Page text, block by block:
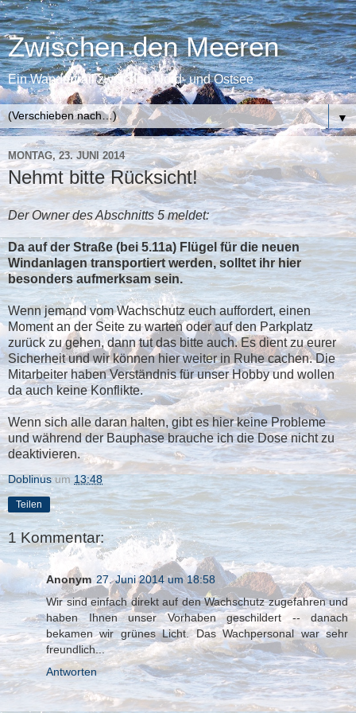
Zwischen den Meeren
Ein Wandertrail zwischen Nord- und Ostsee
▼
MONTAG, 23. JUNI 2014
Nehmt bitte Rücksicht!
Der Owner des Abschnitts 5 meldet:
Da auf der Straße (bei 5.11a) Flügel für die neuen
Windanlagen transportiert werden, solltet ihr hier
besonders aufmerksam sein.
Wenn jemand vom Wachschutz euch auffordert, einen
Moment an der Seite zu warten oder auf den Parkplatz
zurück zu gehen, dann tut das bitte auch. Es dient zu eurer
Sicherheit und wir können hier weiter in Ruhe cachen. Die
Mitarbeiter haben Verständnis für unser Hobby und wollen
da auch keine Konflikte.
Wenn sich alle daran halten, gibt es hier keine Probleme
und während der Bauphase brauche ich die Dose nicht zu
deaktivieren.
Doblinus um 13:48
Teilen
1 Kommentar:
Anonym 27. Juni 2014 um 18:58
Wir sind einfach direkt auf den Wachschutz zugefahren und
haben Ihnen unser Vorhaben geschildert -- danach
bekamen wir grünes Licht. Das Wachpersonal war sehr
freundlich...
Antworten